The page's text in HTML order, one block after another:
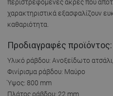
περιστρεφόμενες άκρες που
χαρακτηριστικά εξασφαλίζουν
καθαριότητα.
Προδιαγραφές προϊόντος:
Υλικό ράβδου: Ανοξείδωτο
Φινίρισμα ράβδου: Μαύρο
Ύψος: 800 mm
Πλάτος ράβδου: 22 mm